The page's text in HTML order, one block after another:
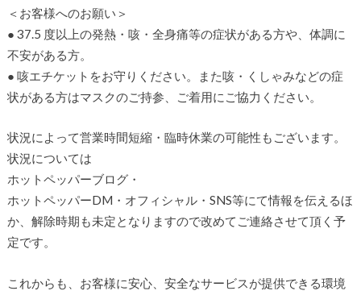
＜お客様へのお願い＞
● 37.5 度以上の発熱・咳・全身痛等の症状がある方や、体調に
不安がある方。
● 咳エチケットをお守りください。また咳・くしゃみなどの症
状がある方はマスクのご持参、ご着用にご協力ください。
状況によって営業時間短縮・臨時休業の可能性もございます。
状況については
ホットペッパーブログ・
ホットペッパーDM・オフィシャル・SNS等にて情報を伝えるほ
か、解除時期も未定となりますので改めてご連絡させて頂く予
定です。
これからも、お客様に安心、安全なサービスが提供できる環境